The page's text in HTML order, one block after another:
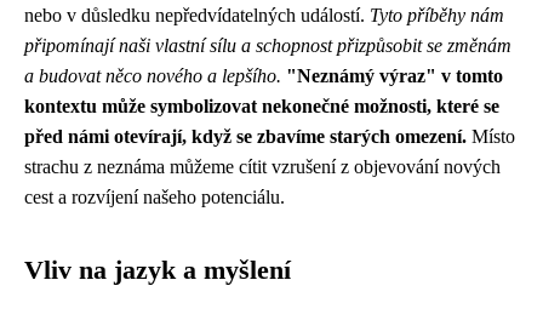
nebo v důsledku nepředvídatelných událostí. Tyto příběhy nám
připomínají naši vlastní sílu a schopnost přizpůsobit se změnám
a budovat něco nového a lepšího. "Neznámý výraz" v tomto
kontextu může symbolizovat nekonečné možnosti, které se
před námi otevírají, když se zbavíme starých omezení. Místo
strachu z neznáma můžeme cítit vzrušení z objevování nových
cest a rozvíjení našeho potenciálu.
Vliv na jazyk a myšlení